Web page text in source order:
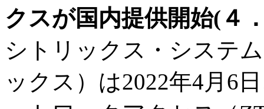
クスが国内提供開始(４
シトリックス・システ
ックス）は2022年4月6